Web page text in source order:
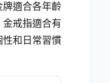
牌適合各年齡
戒指適合有
性和日常習慣